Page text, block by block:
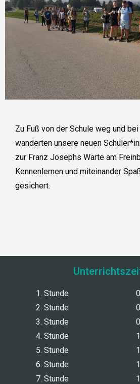
Zu Fuß von der Schule weg und
wanderten unsere neuen
zur Franz Josephs Warte am
Kennenlernen und miteinander
gesichert.
1. Stunde
2. Stunde
3. Stunde
4. Stunde
5. Stunde
6. Stunde
7. Stunde